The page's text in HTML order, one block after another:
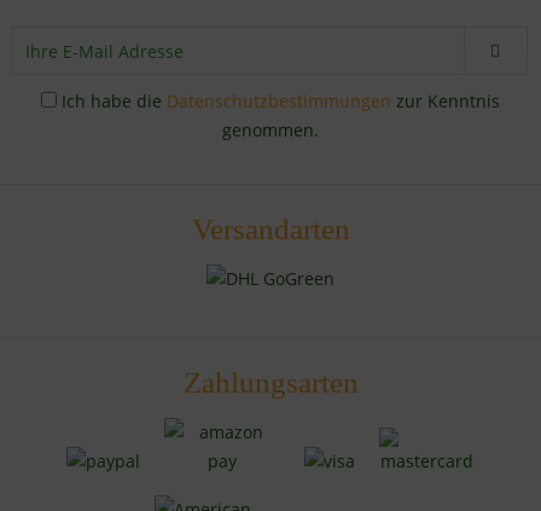
Ich habe die Datenschutzbestimmungen zur Kenntnis
genommen.
Versandarten
Zahlungsarten